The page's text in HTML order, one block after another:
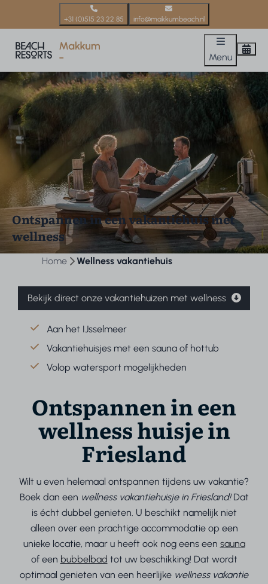
+31 (0)515 23 22 85 info@makkumbeach.nl
Menu
Ontspannen in een vakantiehuis met
wellness
Home Wellness vakantiehuis
Bekijk direct onze vakantiehuizen met wellness
Aan het IJsselmeer
Vakantiehuisjes met een sauna of hottub
Volop watersport mogelijkheden
Ontspannen in een
wellness huisje in
Friesland
Wilt u even helemaal ontspannen tijdens uw vakantie?
Boek dan een wellness vakantiehuisje in Friesland!Dat
is écht dubbel genieten. U beschikt namelijk niet
alleen over een prachtige accommodatie op een
unieke locatie, maar u heeft ook nog eens een sauna
of een bubbelbad tot uw beschikking! Dat wordt
optimaal genieten van een heerlijke wellness vakantie